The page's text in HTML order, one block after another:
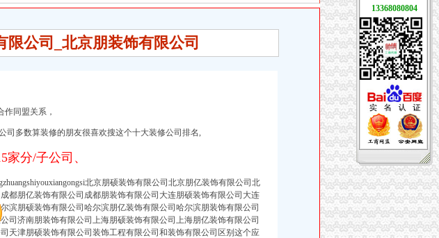
限公司_北京朋装饰有限公司
作同盟关系，
司多数算装修的朋友很喜欢搜这个十大装修公司排名,
家分/子公司、
北京朋硕装饰有限公司北京朋亿装饰有限公司北
都朋亿装饰有限公司成都朋装饰有限公司大连朋硕装饰有限公司大连
滨朋硕装饰有限公司哈尔滨朋亿装饰有限公司哈尔滨朋装饰有限公司
司济南朋装饰有限公司上海朋硕装饰有限公司上海朋亿装饰有限公司
天津朋硕装饰有限公司装饰工程有限公司和装饰有限公司区别这个应
13368080804